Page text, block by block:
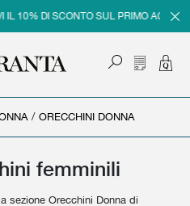
10% DI SCONTO SUL PRIMO ACQUISTO
/ ORECCHINI DONNA
femminili
sezione Orecchini Donna di